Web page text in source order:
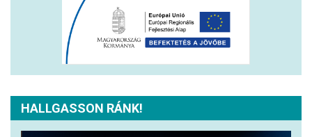
HALLGASSON RÁNK!